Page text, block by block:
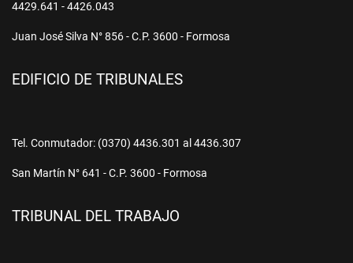
4429.641 - 4426.043
Juan José Silva N° 856 - C.P. 3600 - Formosa
EDIFICIO DE TRIBUNALES
Tel. Conmutador: (0370) 4436.301 al 4436.307
San Martín N° 641 - C.P. 3600 - Formosa
TRIBUNAL DEL TRABAJO